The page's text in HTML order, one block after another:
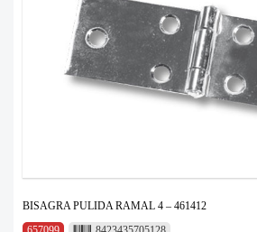
BISAGRA PULIDA RAMAL 4 – 461412